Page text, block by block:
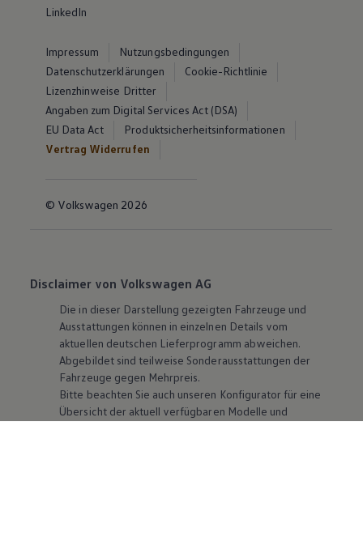
LinkedIn
Impressum
Nutzungsbedingungen
Datenschutzerklärungen
Cookie-Richtlinie
Lizenzhinweise Dritter
Angaben zum Digital Services Act (DSA)
EU Data Act
Produktsicherheitsinformationen
Vertrag Widerrufen
© Volkswagen 2026
Disclaimer von Volkswagen AG
Die in dieser Darstellung gezeigten Fahrzeuge und
Ausstattungen können in einzelnen Details vom
aktuellen deutschen Lieferprogramm abweichen.
Abgebildet sind teilweise Sonderausstattungen der
Fahrzeuge gegen Mehrpreis.
Bitte beachten Sie auch unseren Konfigurator für eine
Übersicht der aktuell verfügbaren Modelle und